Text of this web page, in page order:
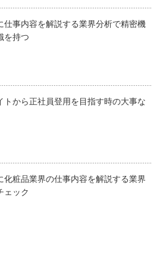
仕事内容を解説する業界分析で精密機
を持つ
トから正社員登用を目指す時の大事な
化粧品業界の仕事内容を解説する業界
ェック